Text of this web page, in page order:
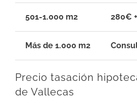
501-1.000 m2 280€
Más de 1.000 m2
Precio tasación
de Vallecas